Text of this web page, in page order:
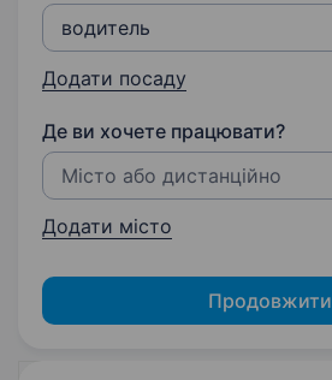
Додати посаду
Де ви хочете працювати?
Додати місто
Продовжити